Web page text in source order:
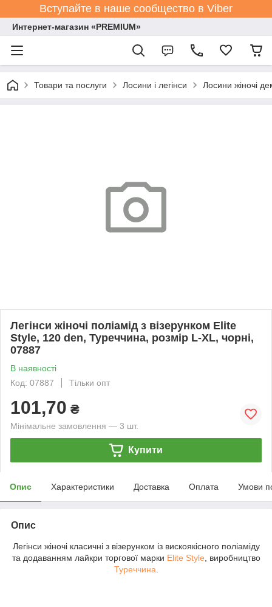
Вступайте в наше сообщество в Viber
Интернет-магазин «PREMIUM»
Товари та послуги Лосини і легінси Лосини жіночі
Легінси жіночі поліамід з візерунком Elite
Style, 120 den, Туреччина, розмір L-XL, чорні,
07887
В наявності
Код: 07887
Тільки опт
101,70 ₴
Мінімальне замовлення — 3 шт.
Купити
Опис Характеристики Доставка Оплата Умови
Опис
Легінси жіночі класичні з візерунком із вискоякісного поліаміду
та додаванням лайкри торгової марки Elite Style , виробництво
Туреччина